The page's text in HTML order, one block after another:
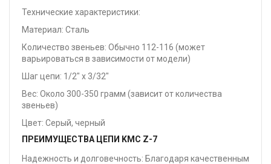
Технические характеристики:
Материал: Сталь
Количество звеньев: Обычно 112-116 (может
варьироваться в зависимости от модели)
Шаг цепи: 1/2" x 3/32"
Вес: Около 300-350 грамм (зависит от количества
звеньев)
Цвет: Серый, черный
ПРЕИМУЩЕСТВА ЦЕПИ KMC Z-7
Надежность и долговечность: Благодаря качественным